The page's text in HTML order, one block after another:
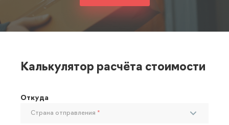
Калькулятор расчёта стоимости
Откуда
Страна отправления *